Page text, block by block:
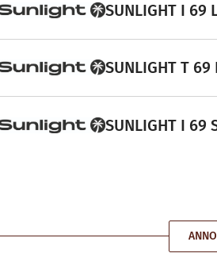
SUNLIGHT I 69
SUNLIGHT T
SUNLIGHT I 69